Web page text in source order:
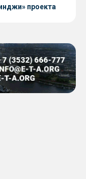
проекта